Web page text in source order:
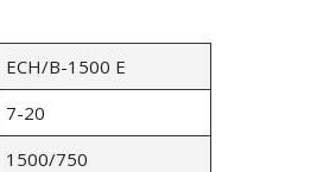
ECH/B-1500 E
7-20
1500/750